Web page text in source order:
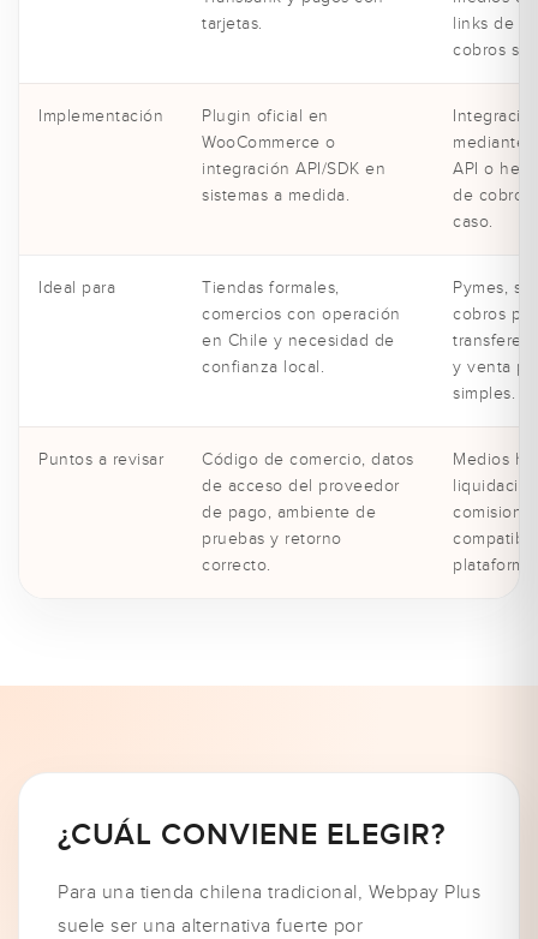
tarjetas.
links de
cobros
Implementación
Plugin oficial en
WooCommerce o
integración API/SDK en
sistemas a medida.
mediante
API o
de cobro
caso.
Ideal para
Tiendas formales,
comercios con operación
en Chile y necesidad de
confianza local.
Pymes,
cobros por
y venta
simples.
Puntos a revisar
Código de comercio, datos
de acceso del proveedor
de pago, ambiente de
pruebas y retorno
correcto.
Medios
plataforma.
¿CUÁL CONVIENE ELEGIR?
Para una tienda chilena tradicional, Webpay Plus
suele ser una alternativa fuerte por